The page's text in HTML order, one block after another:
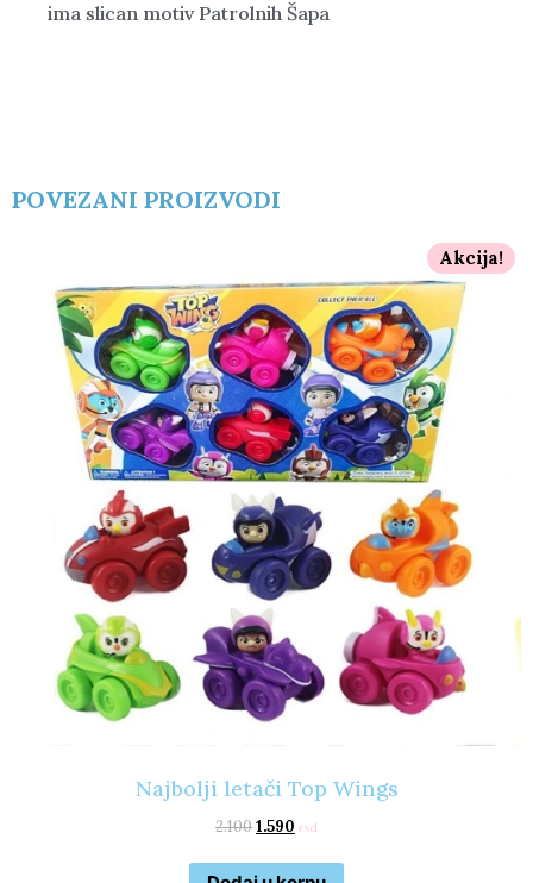
ima slican motiv Patrolnih Šapa
POVEZANI PROIZVODI
Akcija!
Najbolji letači Top Wings
2.1001.590 rsd